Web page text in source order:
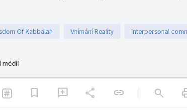
Of Kabbalah Vnímání Reality Interpersonal
médií
bookmark add_comment share link search